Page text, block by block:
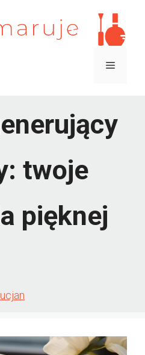
Menu
twoje
pięknej